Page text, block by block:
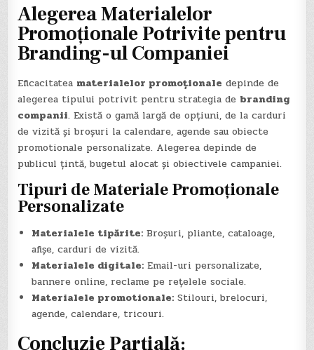
Alegerea Materialelor
Promoționale Potrivite pentru
Branding-ul Companiei
Eficacitatea materialelor promoționale depinde de
alegerea tipului potrivit pentru strategia de branding
companii. Există o gamă largă de opțiuni, de la carduri
de vizită și broșuri la calendare, agende sau obiecte
promotionale personalizate. Alegerea depinde de
publicul țintă, bugetul alocat și obiectivele campaniei.
Tipuri de Materiale Promoționale
Personalizate
Materialele tipărite: Broșuri, pliante, cataloage,
afișe, carduri de vizită.
Materialele digitale: Email-uri personalizate,
bannere online, reclame pe rețelele sociale.
Materialele promotionale: Stilouri, brelocuri,
agende, calendare, tricouri.
Concluzie Parțială: